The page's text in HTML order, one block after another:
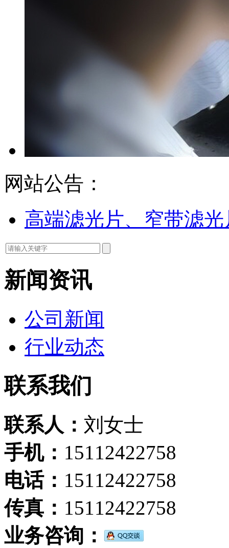
网站公告：
高端滤光片、窄带滤
新闻资讯
公司新闻
行业动态
联系我们
联系人： 刘女士
手机： 15112422758
电话： 15112422758
传真： 15112422758
业务咨询：